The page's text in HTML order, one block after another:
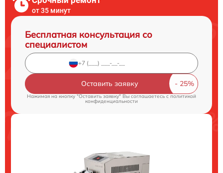
от 35 минут
Бесплатная консультация со
специалистом
Оставить заявку
Нажимая на кнопку "Оставить заявку" Вы соглашаетесь cполитикой
конфиденциальности